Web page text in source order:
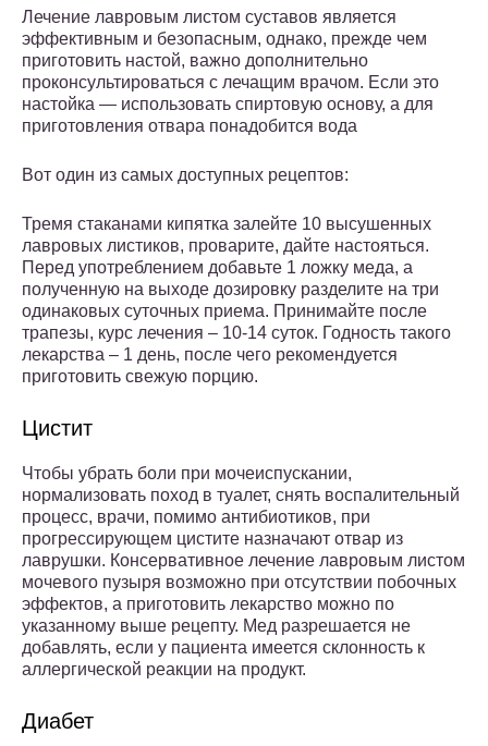
Лечение лавровым листом суставов является
эффективным и безопасным, однако, прежде чем
приготовить настой, важно дополнительно
проконсультироваться с лечащим врачом. Если это
настойка — использовать спиртовую основу, а для
приготовления отвара понадобится вода
Вот один из самых доступных рецептов:
Тремя стаканами кипятка залейте 10 высушенных
лавровых листиков, проварите, дайте настояться.
Перед употреблением добавьте 1 ложку меда, а
полученную на выходе дозировку разделите на три
одинаковых суточных приема. Принимайте после
трапезы, курс лечения – 10-14 суток. Годность такого
лекарства – 1 день, после чего рекомендуется
приготовить свежую порцию.
Цистит
Чтобы убрать боли при мочеиспускании,
нормализовать поход в туалет, снять воспалительный
процесс, врачи, помимо антибиотиков, при
прогрессирующем цистите назначают отвар из
лаврушки. Консервативное лечение лавровым листом
мочевого пузыря возможно при отсутствии побочных
эффектов, а приготовить лекарство можно по
указанному выше рецепту. Мед разрешается не
добавлять, если у пациента имеется склонность к
аллергической реакции на продукт.
Диабет